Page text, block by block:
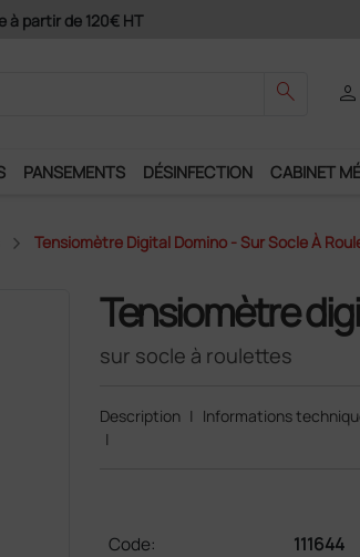
avec Paypal
search person
PANSEMENTS DÉSINFECTION CABINET
Tensiomètre Digital Domino - Sur Socle À
Tensiomètre
sur socle à roulettes
Description | Informations
|
Code:
111644